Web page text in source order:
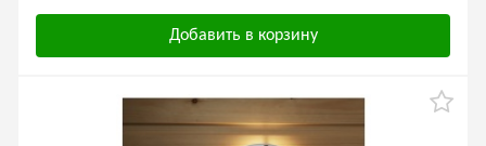
Добавить в корзину